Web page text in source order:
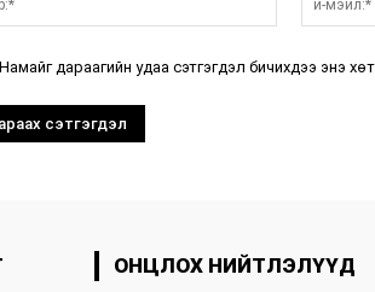
Намайг дараагийн удаа сэтгэгдэл бичихдээ энэ
ОНЦЛОХ НИЙТЛЭЛҮҮД